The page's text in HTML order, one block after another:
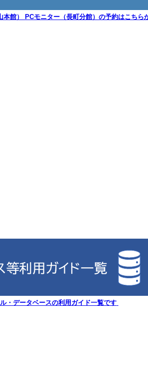
本館） PCモニター（長町分館）の予約はこちら
・データベースの利用ガイド一覧です